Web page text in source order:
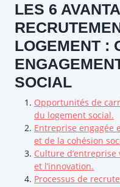
LES 6
LOGEMENT :
SOCIAL
Opportunités de
du logement social.
Entreprise engagée
et de la cohésion
Culture
et l’innovation.
Processus de